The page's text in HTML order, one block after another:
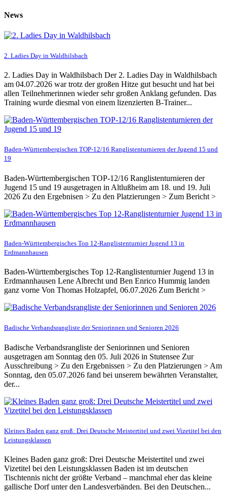
News
2. Ladies Day in Waldhilsbach
2. Ladies Day in Waldhilsbach Der 2. Ladies Day in Waldhilsbach
am 04.07.2026 war trotz der großen Hitze gut besucht und hat bei
allen Teilnehmerinnen wieder sehr großen Anklang gefunden. Das
Training wurde diesmal von einem lizenzierten B-Trainer...
Baden-Württembergischen TOP-12/16 Ranglistenturnieren der Jugend 15 und
19
Baden-Württembergischen TOP-12/16 Ranglistenturnieren der
Jugend 15 und 19 ausgetragen in Altlußheim am 18. und 19. Juli
2026 Zu den Ergebnisen > Zu den Platzierungen > Zum Bericht >
Baden-Württembergisches Top 12-Ranglistenturnier Jugend 13 in
Erdmannhausen
Baden-Württembergisches Top 12-Ranglistenturnier Jugend 13 in
Erdmannhausen Lene Albrecht und Ben Enrico Hummig landen
ganz vorne Von Thomas Holzapfel, 06.07.2026 Zum Bericht >
Badische Verbandsrangliste der Seniorinnen und Senioren 2026
Badische Verbandsrangliste der Seniorinnen und Senioren
ausgetragen am Sonntag den 05. Juli 2026 in Stutensee Zur
Ausschreibung > Zu den Ergebnissen > Zu den Platzierungen > Am
Sonntag, den 05.07.2026 fand bei unserem bewährten Veranstalter,
der...
Kleines Baden ganz groß: Drei Deutsche Meistertitel und zwei Vizetitel bei den
Leistungsklassen
Kleines Baden ganz groß: Drei Deutsche Meistertitel und zwei
Vizetitel bei den Leistungsklassen Baden ist im deutschen
Tischtennis nicht der größte Verband – manchmal eher das kleine
gallische Dorf unter den Landesverbänden. Bei den Deutschen...